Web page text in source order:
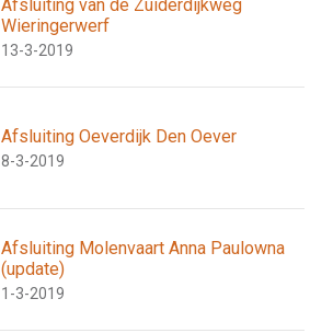
Afsluiting van de Zuiderdijkweg
Wieringerwerf
13-3-2019
Afsluiting Oeverdijk Den Oever
8-3-2019
Afsluiting Molenvaart Anna Paulowna
(update)
1-3-2019